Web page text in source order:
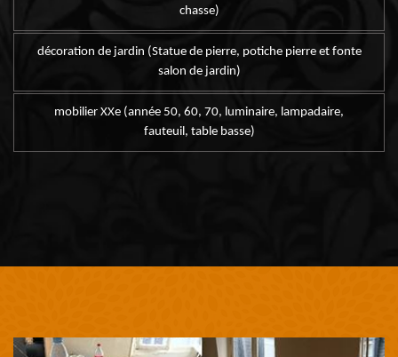
chasse)
décoration de jardin (Statue de pierre, potiche pierre et fonte
salon de jardin)
mobilier XXe (année 50, 60, 70, luminaire, lampadaire,
fauteuil, table basse)